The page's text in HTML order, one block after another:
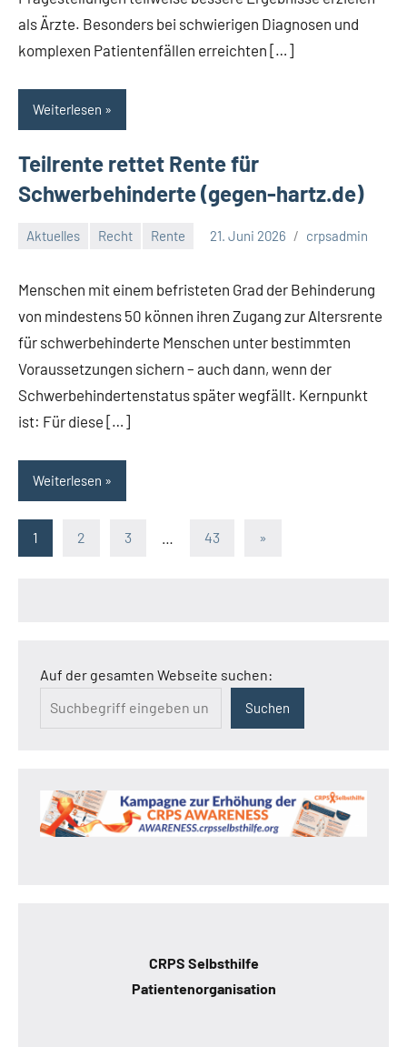
als Ärzte. Besonders bei schwierigen Diagnosen und
komplexen Patientenfällen erreichten […]
Weiterlesen
Teilrente rettet Rente für
Schwerbehinderte (gegen-hartz.de)
Aktuelles Recht Rente 21. Juni 2026 crpsadmin
Menschen mit einem befristeten Grad der Behinderung
von mindestens 50 können ihren Zugang zur Altersrente
für schwerbehinderte Menschen unter bestimmten
Voraussetzungen sichern – auch dann, wenn der
Schwerbehindertenstatus später wegfällt. Kernpunkt
ist: Für diese […]
Weiterlesen
Seitennummerierung
1 2 3 43
Nächste
»
Auf der gesamten Webseite suchen:
Suchen
CRPS Selbsthilfe
Patientenorganisation